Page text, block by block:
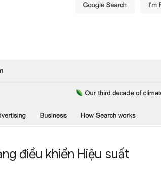
điều khiển Hiệu suất